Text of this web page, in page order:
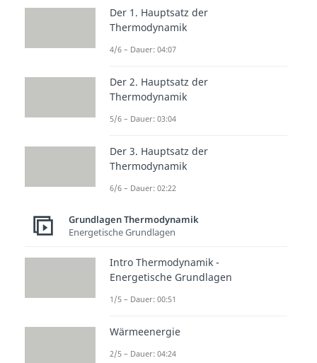
Dauer: 04:48
Joule Prozess
Stirling Prozess
Ericsson Prozess
Dauer: 04:03
Diesel Prozess
Dauer: 04:45
Seiliger Prozess
Dauer: 04:45
Der 1. Hauptsatz der
Thermodynamik
4/6 – Dauer: 04:07
Der 2. Hauptsatz der
Thermodynamik
5/6 – Dauer: 03:04
Der 3. Hauptsatz der
Thermodynamik
6/6 – Dauer: 02:22
Grundlagen Thermodynamik
Energetische Grundlagen
Intro Thermodynamik -
Energetische Grundlagen
1/5 – Dauer: 00:51
Wärmeenergie
2/5 – Dauer: 04:24